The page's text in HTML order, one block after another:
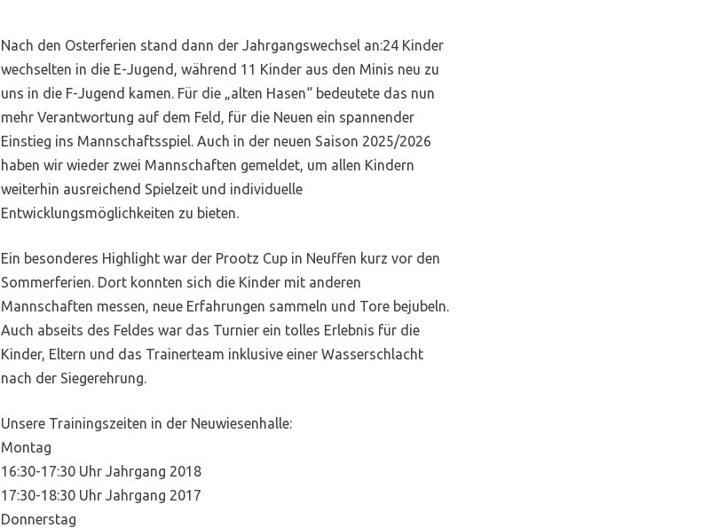
Nach den Osterferien stand dann der Jahrgangswechsel an:24 Kinder
wechselten in die E-Jugend, während 11 Kinder aus den Minis neu zu
uns in die F-Jugend kamen. Für die „alten Hasen“ bedeutete das nun
mehr Verantwortung auf dem Feld, für die Neuen ein spannender
Einstieg ins Mannschaftsspiel. Auch in der neuen Saison 2025/2026
haben wir wieder zwei Mannschaften gemeldet, um allen Kindern
weiterhin ausreichend Spielzeit und individuelle
Entwicklungsmöglichkeiten zu bieten.
Ein besonderes Highlight war der Prootz Cup in Neuffen kurz vor den
Sommerferien. Dort konnten sich die Kinder mit anderen
Mannschaften messen, neue Erfahrungen sammeln und Tore bejubeln.
Auch abseits des Feldes war das Turnier ein tolles Erlebnis für die
Kinder, Eltern und das Trainerteam inklusive einer Wasserschlacht
nach der Siegerehrung.
Unsere Trainingszeiten in der Neuwiesenhalle:
Montag
16:30-17:30 Uhr Jahrgang 2018
17:30-18:30 Uhr Jahrgang 2017
Donnerstag